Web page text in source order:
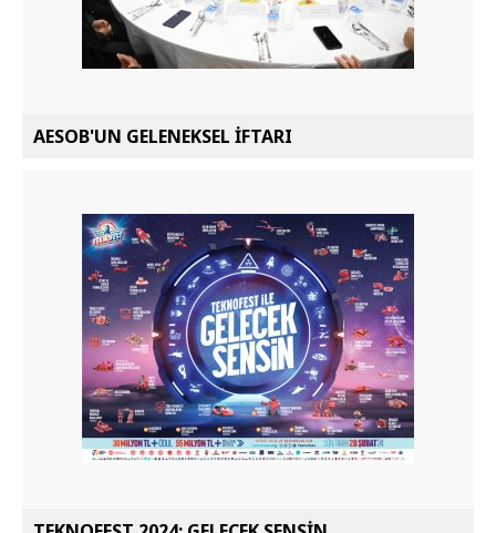
AESOB'UN GELENEKSEL İFTARI